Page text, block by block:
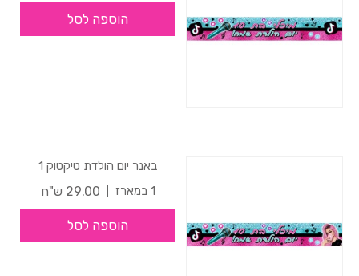
הוספה לסל
באנר יום הולדת טיקטוק 1
1 במארז
29.00 ש"ח
הוספה לסל